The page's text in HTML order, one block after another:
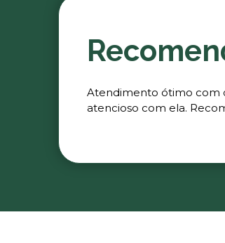
Atendimento ótimo com
atencioso com ela.